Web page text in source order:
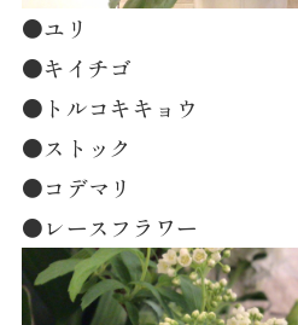
●ユリ
●キイチゴ
●トルコキキョウ
●ストック
●コデマリ
●レースフラワー